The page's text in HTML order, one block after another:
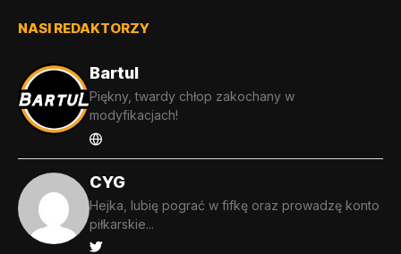
NASI REDAKTORZY
Bartul
Piękny, twardy chłop zakochany w
modyfikacjach!
CYG
Hejka, lubię pograć w fifkę oraz prowadzę konto
piłkarskie...